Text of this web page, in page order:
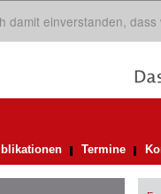
einverstanden, dass
Termine